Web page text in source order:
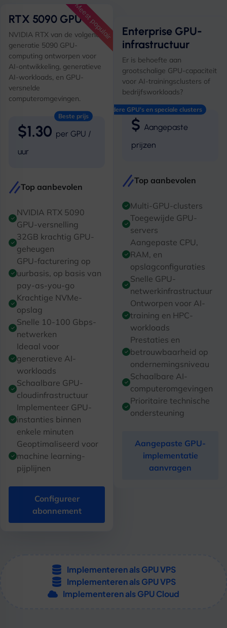
RTX 5090 GPU
NVIDIA RTX van de volgende
generatie 5090 GPU-
computing ontworpen voor
AI-ontwikkeling, generatieve
AI-workloads, en GPU-
versnelde
computeromgevingen.
$1.30 per GPU /
uur
Beste prijs
Top aanbevolen
NVIDIA RTX 5090
GPU-versnelling
32GB krachtig GPU-
geheugen
GPU-facturering op
uurbasis, op basis van
pay-as-you-go
Krachtige NVMe-
opslag
Snelle 10-100 Gbps-
netwerken
Ideaal voor
generatieve AI-
workloads
Schaalbare GPU-
cloudinfrastructuur
Implementeer GPU-
instanties binnen
enkele minuten
Geoptimaliseerd voor
machine learning-
pijplijnen
Configureer
abonnement
Meest populair
Enterprise GPU-
infrastructuur
Er is behoefte aan
grootschalige GPU-capaciteit
voor AI-trainingsclusters of
bedrijfsworkloads?
$ Aangepaste
prijzen
Voor implementaties met meerdere GPU's en speciale clusters
Top aanbevolen
Multi-GPU-clusters
Toegewijde GPU-
servers
Aangepaste CPU,
RAM, en
opslagconfiguraties
Snelle GPU-
netwerkinfrastructuur
Ontworpen voor AI-
training en HPC-
workloads
Prestaties en
betrouwbaarheid op
ondernemingsniveau
Schaalbare AI-
computeromgevingen
Prioritaire technische
ondersteuning
Aangepaste GPU-
implementatie
aanvragen
Implementeren als GPU VPS
Implementeren als GPU VPS
Implementeren als GPU Cloud